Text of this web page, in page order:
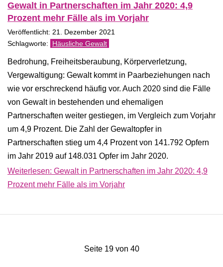
Gewalt in Partnerschaften im Jahr 2020: 4,9
Prozent mehr Fälle als im Vorjahr
Veröffentlicht: 21. Dezember 2021
Häusliche Gewalt
Bedrohung, Freiheitsberaubung, Körperverletzung,
Vergewaltigung: Gewalt kommt in Paarbeziehungen nach
wie vor erschreckend häufig vor. Auch 2020 sind die Fälle
von Gewalt in bestehenden und ehemaligen
Partnerschaften weiter gestiegen, im Vergleich zum Vorjahr
um 4,9 Prozent. Die Zahl der Gewaltopfer in
Partnerschaften stieg um 4,4 Prozent von 141.792 Opfern
im Jahr 2019 auf 148.031 Opfer im Jahr 2020.
Weiterlesen: Gewalt in Partnerschaften im Jahr 2020: 4,9
Prozent mehr Fälle als im Vorjahr
Seite 19 von 40